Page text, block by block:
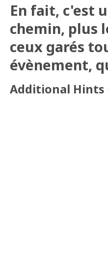
En fait, c'est
chemin, plus
ceux garés
évènement,
Additional Hints